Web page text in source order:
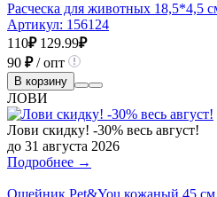
Расческа для животных 18,5*4,5
Артикул: 156124
110₽ 129.99₽
90 ₽/ опт
В корзину
ЛОВИ
Лови скидку! -30% весь август!
до 31 августа 2026
Подробнее →
Ошейник Pet&You кожаный 45